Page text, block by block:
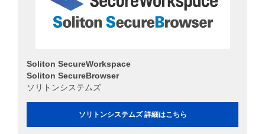
Soliton SecureWorkspace
Soliton SecureBrowser
ソリトンシステムズ
ソリトンシステムズ 詳細はこちら